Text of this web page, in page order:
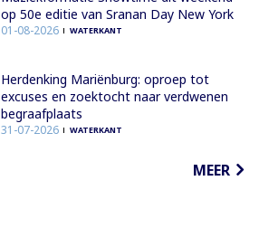
op 50e editie van Sranan Day New York
01-08-2026 WATERKANT
Herdenking Mariënburg: oproep tot
excuses en zoektocht naar verdwenen
begraafplaats
31-07-2026 WATERKANT
MEER